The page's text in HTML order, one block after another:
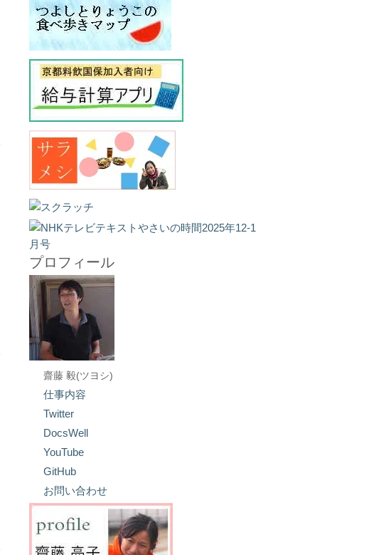
プロフィール
齋藤 毅(ツヨシ)
仕事内容
Twitter
DocsWell
YouTube
GitHub
お問い合わせ